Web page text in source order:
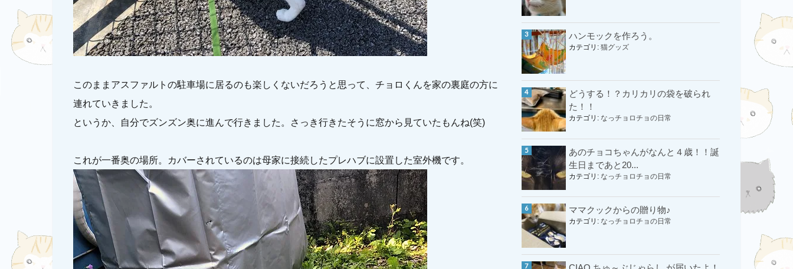
このままアスファルトの駐車場に居るのも楽しくないだろうと思って、チョロくんを家の裏庭の方に
連れていきました。
というか、自分でズンズン奥に進んで行きました。さっき行きたそうに窓から見ていたもんね(笑)
これが一番奥の場所。カバーされているのは母家に接続したプレハブに設置した室外機です。
ハンモックを作ろう。
カテゴリ: 猫グッズ
どうする！？カリカリの袋を破られ
た！！
カテゴリ: なっチョロチョの日常
あのチョコちゃんがなんと４歳！！誕
生日まであと20...
カテゴリ: なっチョロチョの日常
ママクックからの贈り物♪
カテゴリ: なっチョロチョの日常